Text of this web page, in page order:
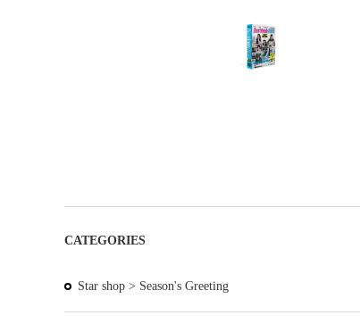
CATEGORIES
Star shop > Season's Greeting